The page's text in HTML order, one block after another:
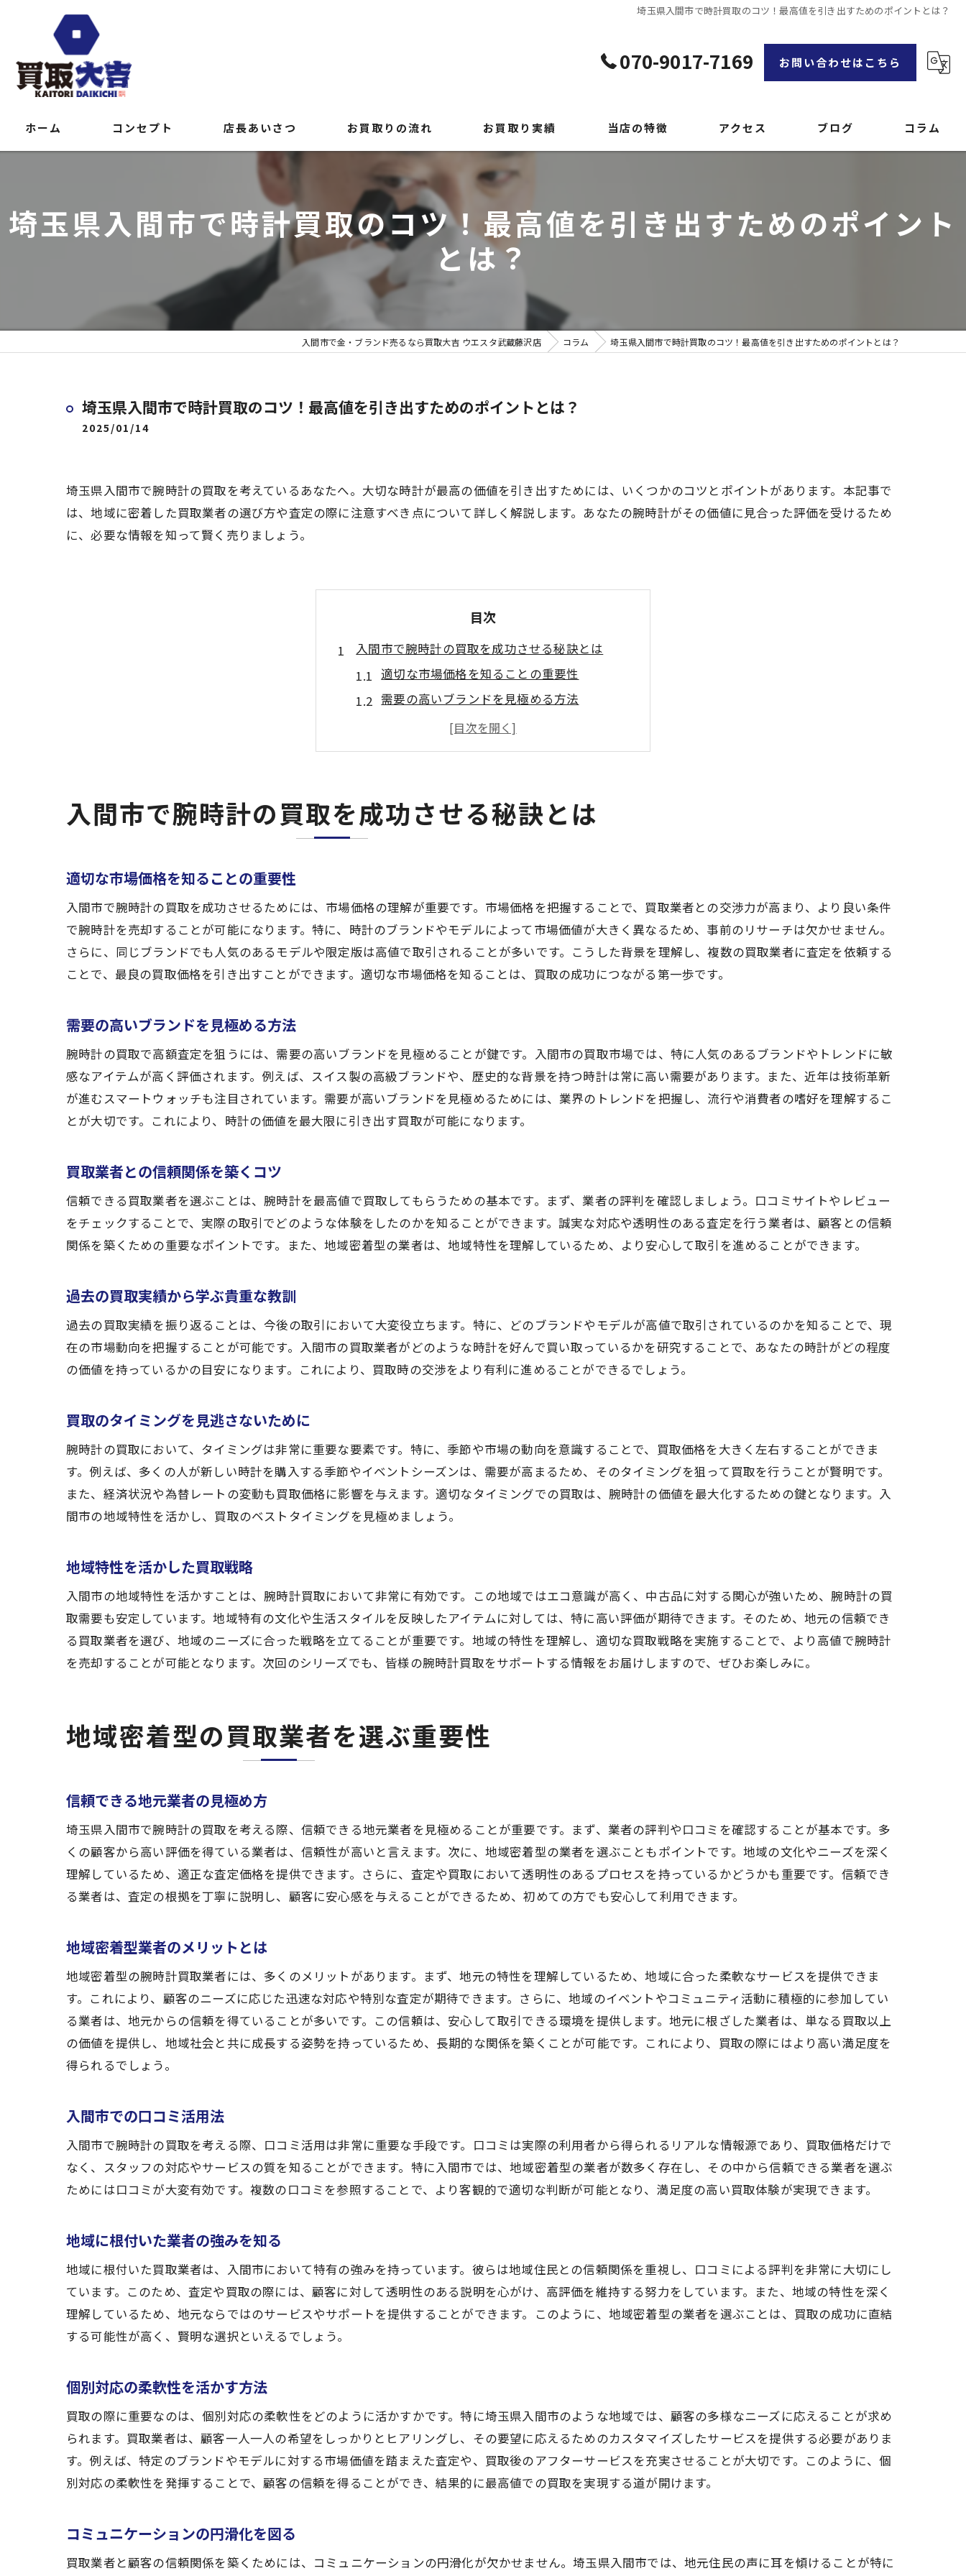
埼玉県入間市で時計買取のコツ！最高値を引き出すためのポイントとは？
070-9017-7169 お問い合わせはこちら
ホーム コンセプト 店長あいさつ お買取りの流れ
よくある質問
お買取り実績 当店の特徴
時計
ブランド品
不用品買取・遺品整理
アクセス ブログ コラム
埼玉県入間市で時計買取のコツ！最高値を引き出すためのポイント
とは？
入間市で金・ブランド売るなら買取大吉 ウエスタ武蔵藤沢店 コラム 埼玉県入間市で時計買取のコツ！最高値を引き出すためのポイントとは？
埼玉県入間市で時計買取のコツ！最高値を引き出すためのポイントとは？
2025/01/14
埼玉県入間市で腕時計の買取を考えているあなたへ。大切な時計が最高の価値を引き出すためには、いくつかのコツとポイントがあります。本記事で
は、地域に密着した買取業者の選び方や査定の際に注意すべき点について詳しく解説します。あなたの腕時計がその価値に見合った評価を受けるため
に、必要な情報を知って賢く売りましょう。
目次
入間市で腕時計の買取を成功させる秘訣とは
適切な市場価格を知ることの重要性
需要の高いブランドを見極める方法
買取業者との信頼関係を築くコツ
過去の買取実績から学ぶ貴重な教訓
地域特性を活かした買取戦略
地域密着型の買取業者を選ぶ重要性
入間市での口コミ活用法
地域に根付いた業者の強みを知る
個別対応の柔軟性を活かす方法
コミュニケーションの円滑化を図る
付属品の有無が価格に与える影響
メンテナンス履歴の提示がもたらす利点
外観の小さな傷の評価方法
ブランドの希少価値を理解するポイント
時計の磨き上げがもたらす印象
査定前に行うべきチェックリスト
ブランドの最新トレンドを追う利点
交渉時に役立つ価格情報の収集
入間市で最高値買取を実現する業者の選び方
評判の高い業者を探すための方法
口コミを活用した業者選定のポイント
業者の専門性に注目する理由
長期的な関係を築くための選び方
買取価格に不満がある場合の対応法
業者とのコミュニケーションの重要性
定評のある業者と取引するメリット
交渉前に準備しておくべき情報
交渉が決裂した場合の対応策
信頼関係を築くための基本姿勢
入間市で腕時計を賢く売るためのステップガイド
最初に知っておくべき時計の基礎知識
売却前に確認しておくべき書類
査定から交渉までの流れを学ぶ
売却後のフォローアップの重要性
入間市で腕時計の買取を成功させる秘訣とは
適切な市場価格を知ることの重要性
入間市で腕時計の買取を成功させるためには、市場価格の理解が重要です。市場価格を把握することで、買取業者との交渉力が高まり、より良い条件
で腕時計を売却することが可能になります。特に、時計のブランドやモデルによって市場価値が大きく異なるため、事前のリサーチは欠かせません。
さらに、同じブランドでも人気のあるモデルや限定版は高値で取引されることが多いです。こうした背景を理解し、複数の買取業者に査定を依頼する
ことで、最良の買取価格を引き出すことができます。適切な市場価格を知ることは、買取の成功につながる第一歩です。
需要の高いブランドを見極める方法
腕時計の買取で高額査定を狙うには、需要の高いブランドを見極めることが鍵です。入間市の買取市場では、特に人気のあるブランドやトレンドに敏
感なアイテムが高く評価されます。例えば、スイス製の高級ブランドや、歴史的な背景を持つ時計は常に高い需要があります。また、近年は技術革新
が進むスマートウォッチも注目されています。需要が高いブランドを見極めるためには、業界のトレンドを把握し、流行や消費者の嗜好を理解するこ
とが大切です。これにより、時計の価値を最大限に引き出す買取が可能になります。
買取業者との信頼関係を築くコツ
信頼できる買取業者を選ぶことは、腕時計を最高値で買取してもらうための基本です。まず、業者の評判を確認しましょう。口コミサイトやレビュー
をチェックすることで、実際の取引でどのような体験をしたのかを知ることができます。誠実な対応や透明性のある査定を行う業者は、顧客との信頼
関係を築くための重要なポイントです。また、地域密着型の業者は、地域特性を理解しているため、より安心して取引を進めることができます。
過去の買取実績から学ぶ貴重な教訓
過去の買取実績を振り返ることは、今後の取引において大変役立ちます。特に、どのブランドやモデルが高値で取引されているのかを知ることで、現
在の市場動向を把握することが可能です。入間市の買取業者がどのような時計を好んで買い取っているかを研究することで、あなたの時計がどの程度
の価値を持っているかの目安になります。これにより、買取時の交渉をより有利に進めることができるでしょう。
買取のタイミングを見逃さないために
腕時計の買取において、タイミングは非常に重要な要素です。特に、季節や市場の動向を意識することで、買取価格を大きく左右することができま
す。例えば、多くの人が新しい時計を購入する季節やイベントシーズンは、需要が高まるため、そのタイミングを狙って買取を行うことが賢明です。
また、経済状況や為替レートの変動も買取価格に影響を与えます。適切なタイミングでの買取は、腕時計の価値を最大化するための鍵となります。入
間市の地域特性を活かし、買取のベストタイミングを見極めましょう。
地域特性を活かした買取戦略
入間市の地域特性を活かすことは、腕時計買取において非常に有効です。この地域ではエコ意識が高く、中古品に対する関心が強いため、腕時計の買
取需要も安定しています。地域特有の文化や生活スタイルを反映したアイテムに対しては、特に高い評価が期待できます。そのため、地元の信頼でき
る買取業者を選び、地域のニーズに合った戦略を立てることが重要です。地域の特性を理解し、適切な買取戦略を実施することで、より高値で腕時計
を売却することが可能となります。次回のシリーズでも、皆様の腕時計買取をサポートする情報をお届けしますので、ぜひお楽しみに。
地域密着型の買取業者を選ぶ重要性
信頼できる地元業者の見極め方
埼玉県入間市で腕時計の買取を考える際、信頼できる地元業者を見極めることが重要です。まず、業者の評判や口コミを確認することが基本です。多
くの顧客から高い評価を得ている業者は、信頼性が高いと言えます。次に、地域密着型の業者を選ぶこともポイントです。地域の文化やニーズを深く
理解しているため、適正な査定価格を提供できます。さらに、査定や買取において透明性のあるプロセスを持っているかどうかも重要です。信頼でき
る業者は、査定の根拠を丁寧に説明し、顧客に安心感を与えることができるため、初めての方でも安心して利用できます。
地域密着型業者のメリットとは
地域密着型の腕時計買取業者には、多くのメリットがあります。まず、地元の特性を理解しているため、地域に合った柔軟なサービスを提供できま
す。これにより、顧客のニーズに応じた迅速な対応や特別な査定が期待できます。さらに、地域のイベントやコミュニティ活動に積極的に参加してい
る業者は、地元からの信頼を得ていることが多いです。この信頼は、安心して取引できる環境を提供します。地元に根ざした業者は、単なる買取以上
の価値を提供し、地域社会と共に成長する姿勢を持っているため、長期的な関係を築くことが可能です。これにより、買取の際にはより高い満足度を
得られるでしょう。
入間市での口コミ活用法
入間市で腕時計の買取を考える際、口コミ活用は非常に重要な手段です。口コミは実際の利用者から得られるリアルな情報源であり、買取価格だけで
なく、スタッフの対応やサービスの質を知ることができます。特に入間市では、地域密着型の業者が数多く存在し、その中から信頼できる業者を選ぶ
ためには口コミが大変有効です。複数の口コミを参照することで、より客観的で適切な判断が可能となり、満足度の高い買取体験が実現できます。
地域に根付いた業者の強みを知る
地域に根付いた買取業者は、入間市において特有の強みを持っています。彼らは地域住民との信頼関係を重視し、口コミによる評判を非常に大切にし
ています。このため、査定や買取の際には、顧客に対して透明性のある説明を心がけ、高評価を維持する努力をしています。また、地域の特性を深く
理解しているため、地元ならではのサービスやサポートを提供することができます。このように、地域密着型の業者を選ぶことは、買取の成功に直結
する可能性が高く、賢明な選択といえるでしょう。
個別対応の柔軟性を活かす方法
買取の際に重要なのは、個別対応の柔軟性をどのように活かすかです。特に埼玉県入間市のような地域では、顧客の多様なニーズに応えることが求め
られます。買取業者は、顧客一人一人の希望をしっかりとヒアリングし、その要望に応えるためのカスタマイズしたサービスを提供する必要がありま
す。例えば、特定のブランドやモデルに対する市場価値を踏まえた査定や、買取後のアフターサービスを充実させることが大切です。このように、個
別対応の柔軟性を発揮することで、顧客の信頼を得ることができ、結果的に最高値での買取を実現する道が開けます。
コミュニケーションの円滑化を図る
買取業者と顧客の信頼関係を築くためには、コミュニケーションの円滑化が欠かせません。埼玉県入間市では、地元住民の声に耳を傾けることが特に